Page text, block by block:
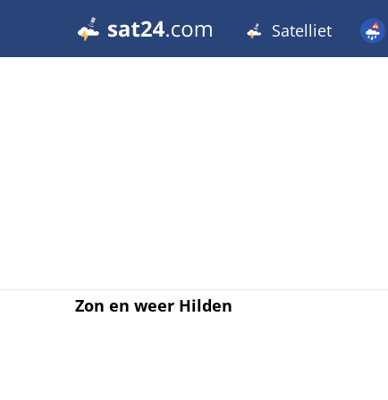
Satelliet
Zon en weer Hilden